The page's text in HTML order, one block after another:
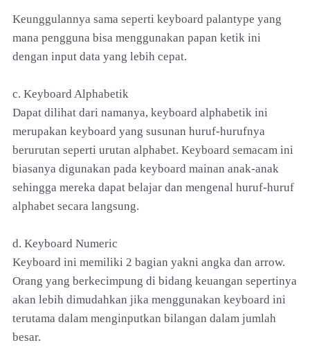
Keunggulannya sama seperti keyboard palantype yang
mana pengguna bisa menggunakan papan ketik ini
dengan input data yang lebih cepat.
c. Keyboard Alphabetik
Dapat dilihat dari namanya, keyboard alphabetik ini
merupakan keyboard yang susunan huruf-hurufnya
berurutan seperti urutan alphabet. Keyboard semacam ini
biasanya digunakan pada keyboard mainan anak-anak
sehingga mereka dapat belajar dan mengenal huruf-huruf
alphabet secara langsung.
d. Keyboard Numeric
Keyboard ini memiliki 2 bagian yakni angka dan arrow.
Orang yang berkecimpung di bidang keuangan sepertinya
akan lebih dimudahkan jika menggunakan keyboard ini
terutama dalam menginputkan bilangan dalam jumlah
besar.